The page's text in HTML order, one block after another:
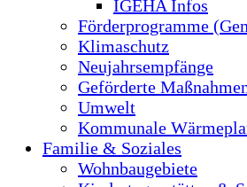
IGEHA Infos
Förderprogramme
Klimaschutz
Neujahrsempfänge
Geförderte
Umwelt
Kommunale
Familie & Soziales
Wohnbaugebiete